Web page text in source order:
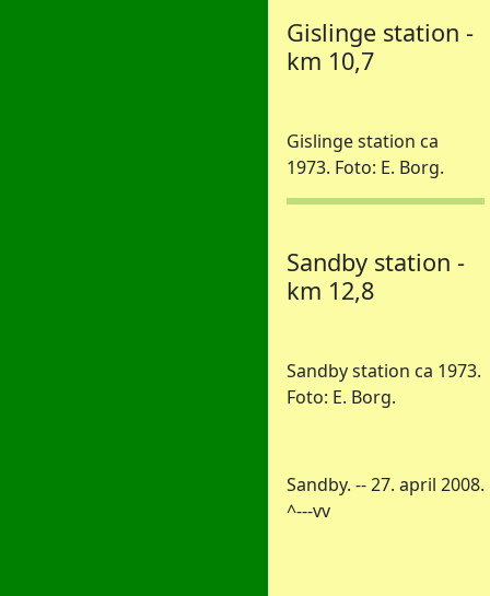
Gislinge station -
km 10,7
Gislinge station ca
1973. Foto: E. Borg.
Sandby station -
km 12,8
Sandby station ca 1973.
Foto: E. Borg.
Sandby. -- 27. april 2008.
^---vv